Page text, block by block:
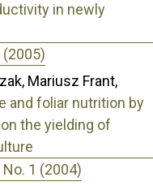
in newly
Mariusz Frant,
and foliar nutrition by
the yielding of
1 (2004)